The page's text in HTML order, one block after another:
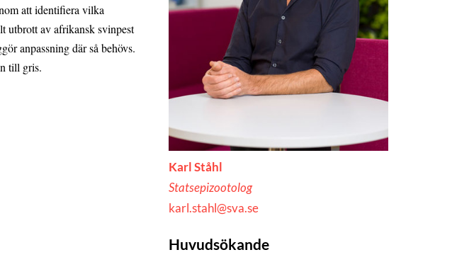
att identifiera vilka
utbrott av afrikansk svinpest
anpassning där så behövs.
till gris.
Karl Ståhl
Statsepizootolog
karl.stahl@sva.se
Huvudsökande